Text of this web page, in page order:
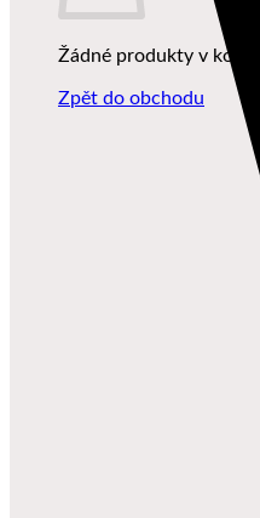
Žádné produkty v
Zpět do obchodu